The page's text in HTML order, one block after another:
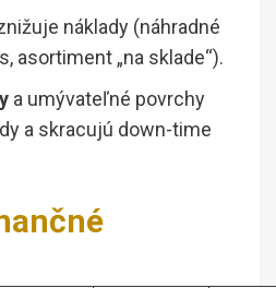
náklady (náhradné
asortiment „na sklade“).
a umývateľné povrchy
a skracujú down-time